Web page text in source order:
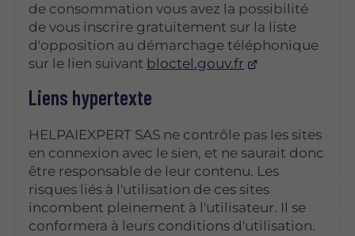
de consommation vous avez la possibilité
de vous inscrire gratuitement sur la liste
d'opposition au démarchage téléphonique
sur le lien suivant bloctel.gouv.fr
Liens hypertexte
HELPAIEXPERT SAS ne contrôle pas les sites
en connexion avec le sien, et ne saurait donc
être responsable de leur contenu. Les
risques liés à l'utilisation de ces sites
incombent pleinement à l'utilisateur. Il se
conformera à leurs conditions d'utilisation.